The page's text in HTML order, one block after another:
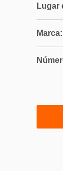
Lugar
Marca: